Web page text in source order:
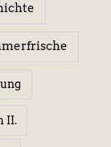
II.